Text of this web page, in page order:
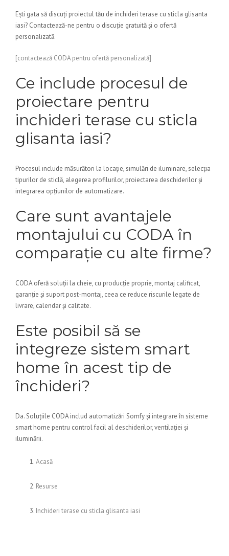
Ești gata să discuți proiectul tău de inchideri terase cu sticla glisanta
iasi? Contactează-ne pentru o discuție gratuită și o ofertă
personalizată.
[contactează CODA pentru ofertă personalizată]
Ce include procesul de
proiectare pentru
inchideri terase cu sticla
glisanta iasi?
Procesul include măsurători la locație, simulări de iluminare, selecția
tipurilor de sticlă, alegerea profilurilor, proiectarea deschiderilor și
integrarea opțiunilor de automatizare.
Care sunt avantajele
montajului cu CODA în
comparație cu alte firme?
CODA oferă soluții la cheie, cu producție proprie, montaj calificat,
garanție și suport post-montaj, ceea ce reduce riscurile legate de
livrare, calendar și calitate.
Este posibil să se
integreze sistem smart
home în acest tip de
închideri?
Da. Soluțiile CODA includ automatizări Somfy și integrare în sisteme
smart home pentru control facil al deschiderilor, ventilației și
iluminării.
Acasă
Resurse
Inchideri terase cu sticla glisanta iasi